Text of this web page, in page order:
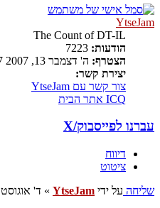
YtseJam
The Count of DT-IL
הודעות:
הצטרף: ה' דצמבר 13, 2007 12:57 pm
יצירת קשר:
צור קשר עם YtseJam
ICQ אתר הבית
עברנו לפייסבוק/X
דיווח
ציטוט
שליחה על ידי YtseJam
» ד' אוגוסט 09, 2017 3:50 am